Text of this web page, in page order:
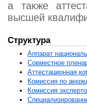
а также
высшей
Структура
Аппарат
Совместное
Аттестационная
Комиссия по
Комиссия